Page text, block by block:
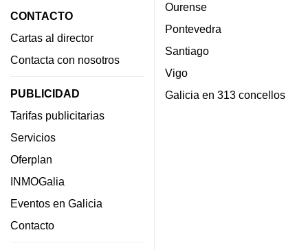
CONTACTO
Cartas al director
Contacta con nosotros
PUBLICIDAD
Tarifas publicitarias
Servicios
Oferplan
INMOGalia
Eventos en Galicia
Contacto
Ourense
Pontevedra
Santiago
Vigo
Galicia en 313 concellos